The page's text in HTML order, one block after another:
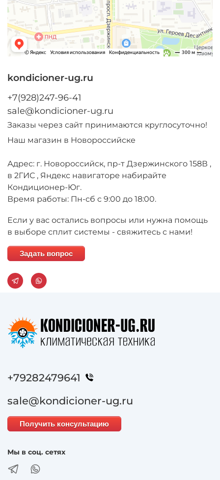
kondicioner-ug.ru
+7(928)247-96-41
sale@kondicioner-ug.ru
Заказы через сайт принимаются круглосуточно!
Наш магазин в Новороссийске
Адрес: г. Новороссийск, пр-т Дзержинского 158В ,
в 2ГИС , Яндекс навигаторе набирайте
Кондиционер-Юг.
Время работы: Пн-сб с 9:00 до 18:00.
Если у вас остались вопросы или нужна помощь
в выборе сплит системы - свяжитесь с нами!
Задать вопрос
+79282479641
sale@kondicioner-ug.ru
Получить консультацию
Мы в соц. сетях